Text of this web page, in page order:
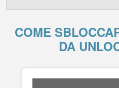
COME
DA